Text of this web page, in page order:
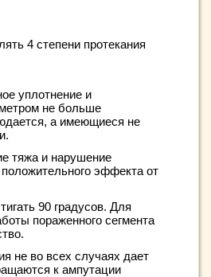
4 степени протекания
уплотнение и
не больше
а имеющиеся не
тяжа и нарушение
эффекта от
90 градусов. Для
пораженного сегмента
не во всех случаях дает
к ампутации